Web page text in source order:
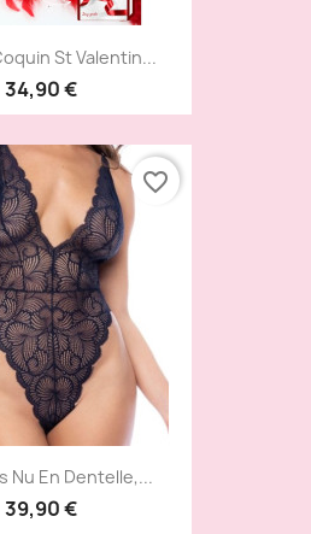
St Valentin...
34,90 €
Nu En Dentelle,...
39,90 €
favorite_border